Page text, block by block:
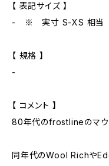
【 表記サイズ 】
- ※ 実寸 S-XS 相当
【 規格 】
-
【 コメント 】
80年代のfrostlineのマウ
同年代のWool Richや